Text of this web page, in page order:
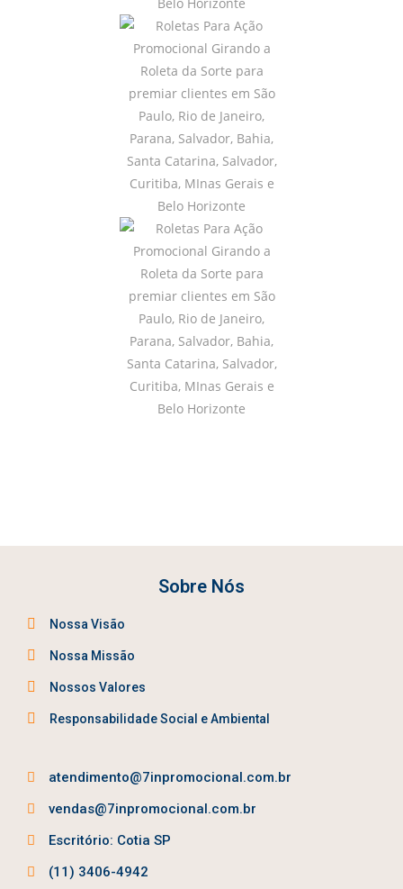
Sobre Nós
Nossa Visão
Nossa Missão
Nossos Valores
Responsabilidade Social e Ambiental
atendimento@7inpromocional.com.br
vendas@7inpromocional.com.br
Escritório: Cotia SP
(11) 3406-4942